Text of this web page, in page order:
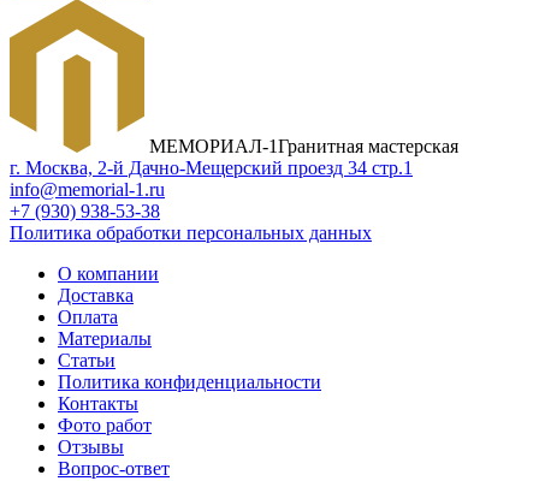
МЕМОРИАЛ-1Гранитная мастерская
г. Москва, 2-й Дачно-Мещерский проезд 34 стр.1
info@memorial-1.ru
+7 (930) 938-53-38
Политика обработки персональных данных
О компании
Доставка
Оплата
Материалы
Статьи
Политика конфиденциальности
Контакты
Фото работ
Отзывы
Вопрос-ответ